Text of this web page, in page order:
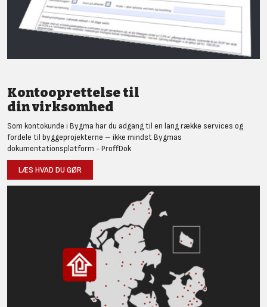
Kontooprettelse til
din virksomhed
Som kontokunde i Bygma har du adgang til en lang række services og
fordele til byggeprojekterne – ikke mindst Bygmas
dokumentationsplatform - ProffDok
LÆS HVAD DU GØR